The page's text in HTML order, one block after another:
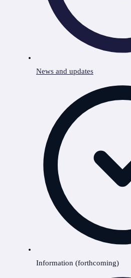
News and updates
Information (forthcoming)